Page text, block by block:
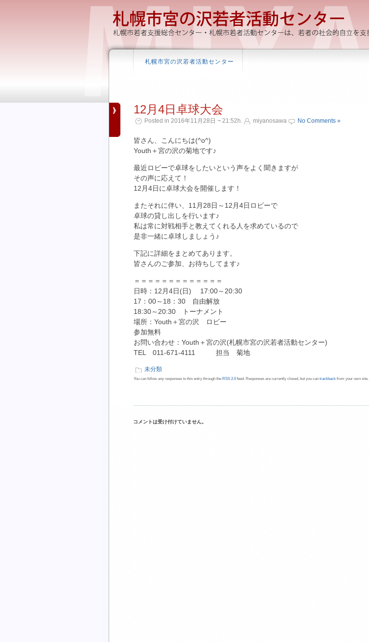
札幌市宮の沢若者活動センター
12月4日卓球大会
Posted in 2016年11月28日 ¬ 21:52h. miyanosawa No Comments »
皆さん、こんにちは(^o^)
Youth＋宮の沢の菊地です♪
最近ロビーで卓球をしたいという声をよく聞きますが
その声に応えて！
12月4日に卓球大会を開催します！
またそれに伴い、11月28日～12月4日ロビーで
卓球の貸し出しを行います♪
私は常に対戦相手と教えてくれる人を求めているので
是非一緒に卓球しましょう♪
下記に詳細をまとめてあります。
皆さんのご参加、お待ちしてます♪
＝＝＝＝＝＝＝＝＝＝＝＝＝
日時：12月4日(日) 17:00～20:30
17：00～18：30 自由解放
18:30～20:30 トーナメント
場所：Youth＋宮の沢 ロビー
参加無料
お問い合わせ：Youth＋宮の沢(札幌市宮の沢若者活動センター)
TEL 011-671-4111 担当 菊地
未分類
You can follow any responses to this entry through the RSS 2.0 feed. Responses are currently closed, but you can trackback from your own site.
コメントは受け付けていません。